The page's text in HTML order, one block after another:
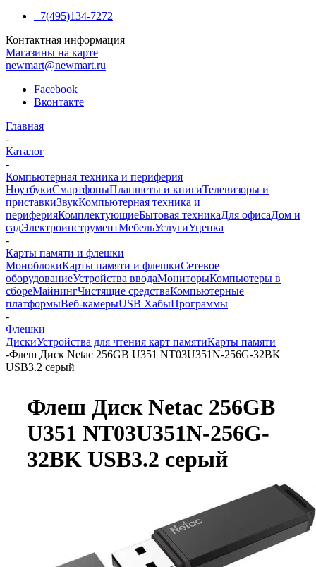
+7(495)134-7272
Контактная информация
Магазины на карте
newmart@newmart.ru
Facebook
Вконтакте
Главная
-
Каталог
-
Компьютерная техника и периферия
НоутбукиСмартфоныПланшеты и книгиТелевизоры и
приставкиЗвукКомпьютерная техника и
периферияКомплектующиеБытовая техникаДля офисаДом и
садЭлектроинструментМебельУслугиУценка
-
Карты памяти и флешки
МоноблокиКарты памяти и флешкиСетевое
оборудованиеУстройства вводаМониторыКомпьютеры в
сбореМайнингЧистящие средстваКомпьютерные
платформыВеб-камерыUSB ХабыПрограммы
-
Флешки
ДискиУстройства для чтения карт памятиКарты памяти
-Флеш Диск Netac 256GB U351 NT03U351N-256G-32BK
USB3.2 серый
Флеш Диск Netac 256GB
U351 NT03U351N-256G-
32BK USB3.2 серый